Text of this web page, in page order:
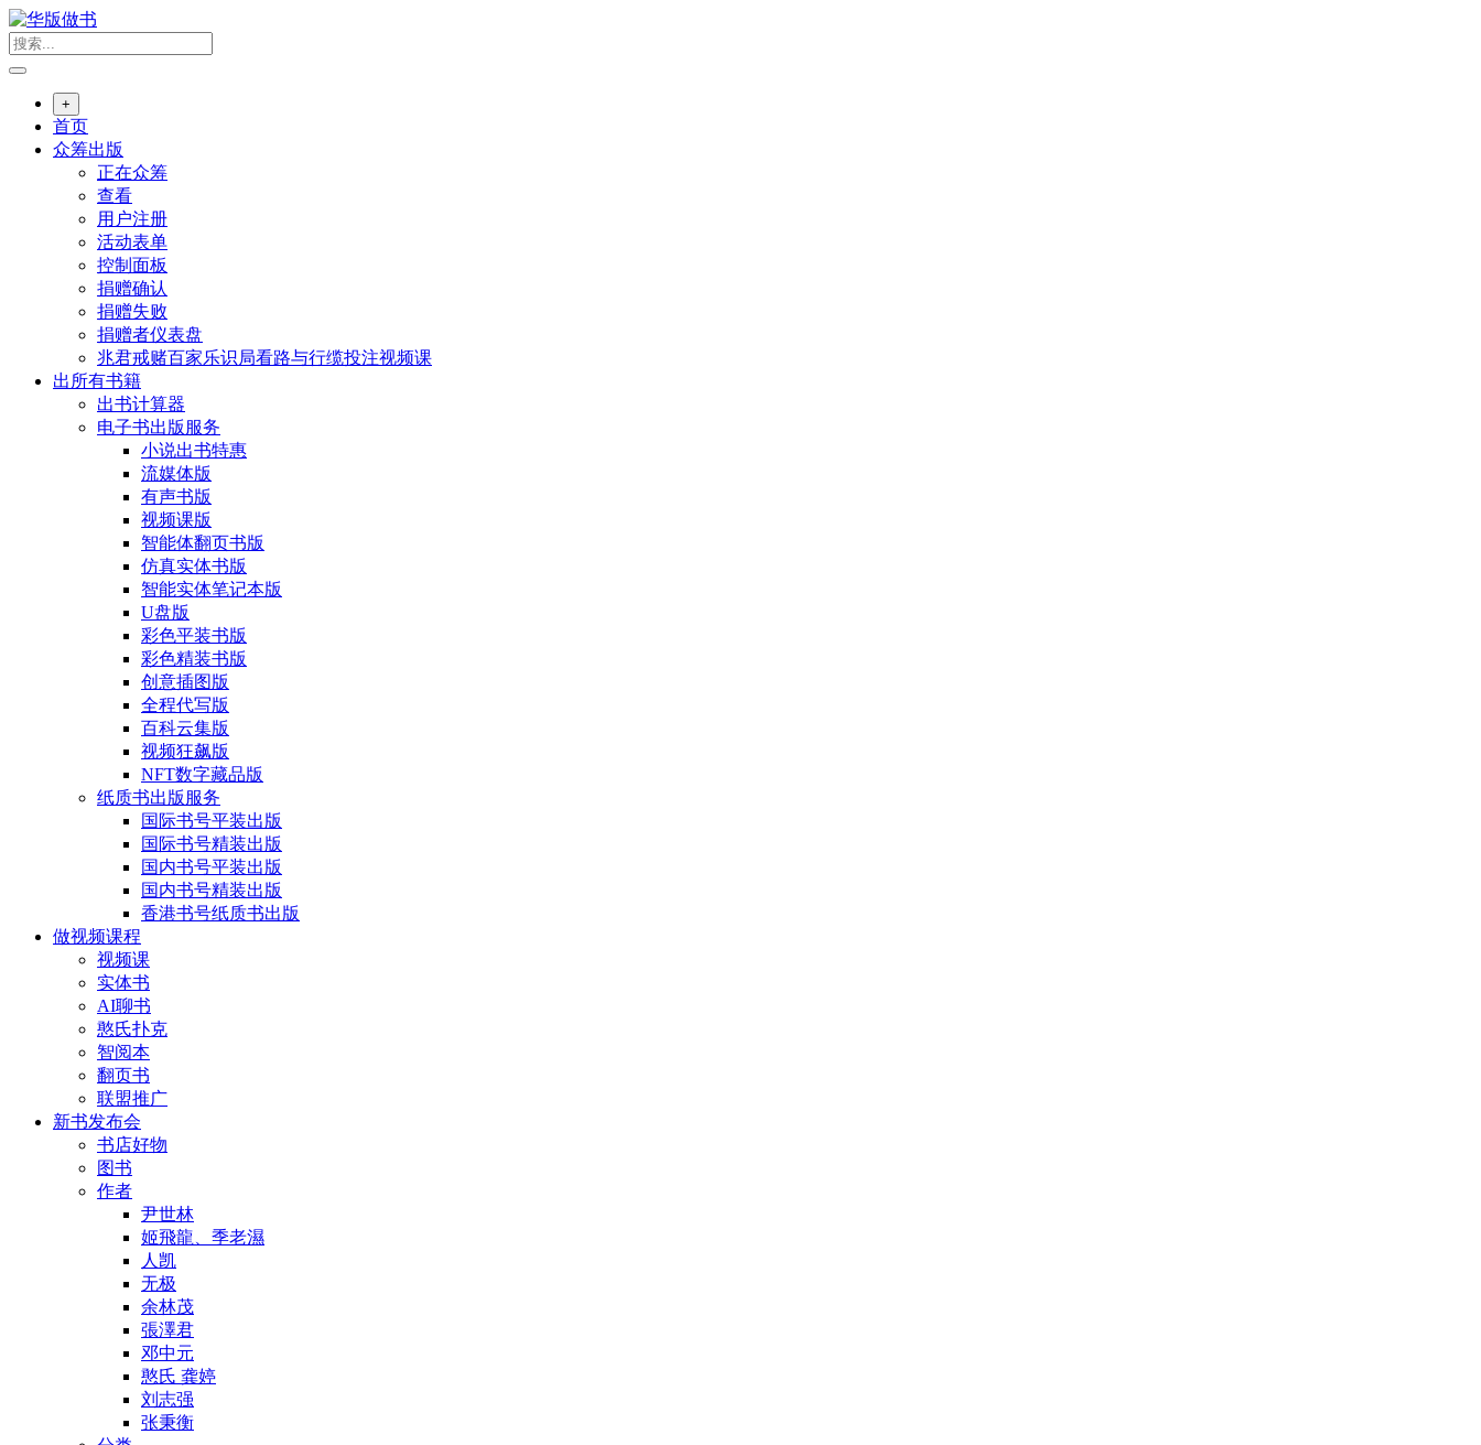
跳
转
到
+
首页
众筹出版
正在众筹
查看
用户注册
活动表单
控制面板
捐赠确认
捐赠失败
捐赠者仪表盘
兆君戒赌百家乐识局看路与行缆投注视频课
出所有书籍
出书计算器
电子书出版服务
小说出书特惠
流媒体版
有声书版
视频课版
智能体翻页书版
仿真实体书版
智能实体笔记本版
U盘版
彩色平装书版
彩色精装书版
创意插图版
全程代写版
百科云集版
视频狂飙版
NFT数字藏品版
纸质书出版服务
国际书号平装出版
国际书号精装出版
国内书号平装出版
国内书号精装出版
香港书号纸质书出版
做视频课程
视频课
实体书
AI聊书
憨氏扑克
智阅本
翻页书
联盟推广
新书发布会
书店好物
图书
作者
尹世林
姬飛龍、季老濕
人凯
无极
余林茂
張澤君
邓中元
憨氏 龚婷
刘志强
张秉衡